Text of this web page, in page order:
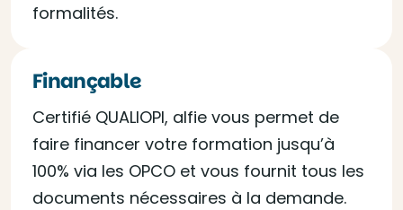
formalités.
Finançable
Certifié QUALIOPI, alfie vous permet de
faire financer votre formation jusqu’à
100% via les OPCO et vous fournit tous les
documents nécessaires à la demande.